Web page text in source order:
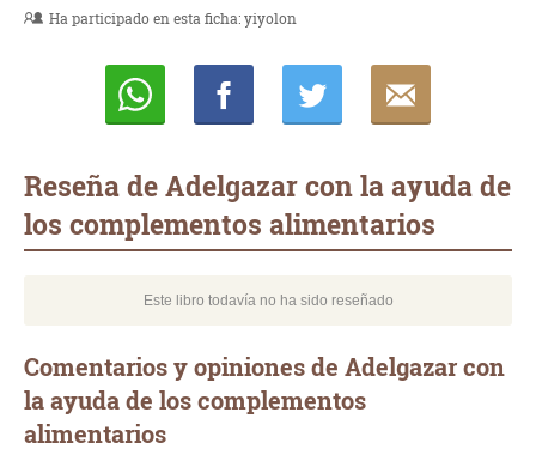
Ha participado en esta ficha:yiyolon
Reseña de Adelgazar con la ayuda de
los complementos alimentarios
Este libro todavía no ha sido reseñado
Comentarios y opiniones de Adelgazar con
la ayuda de los complementos
alimentarios